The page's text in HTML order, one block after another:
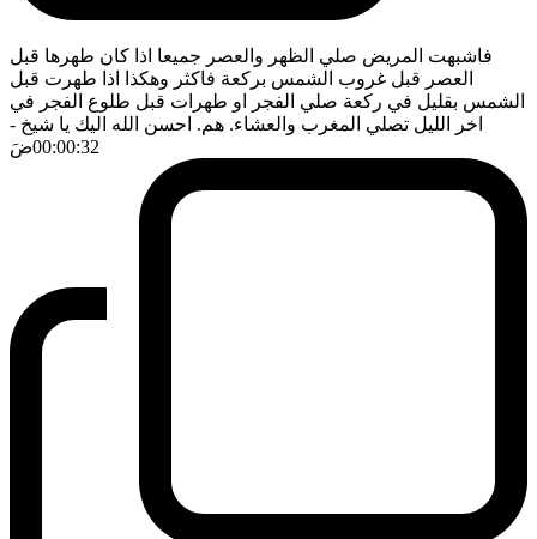
فاشبهت المريض صلي الظهر والعصر جميعا اذا كان طهرها قبل
العصر قبل غروب الشمس بركعة فاكثر وهكذا اذا طهرت قبل
الشمس بقليل في ركعة صلي الفجر او طهرات قبل طلوع الفجر في
اخر الليل تصلي المغرب والعشاء. هم. احسن الله اليك يا شيخ -
00:00:32ضَ